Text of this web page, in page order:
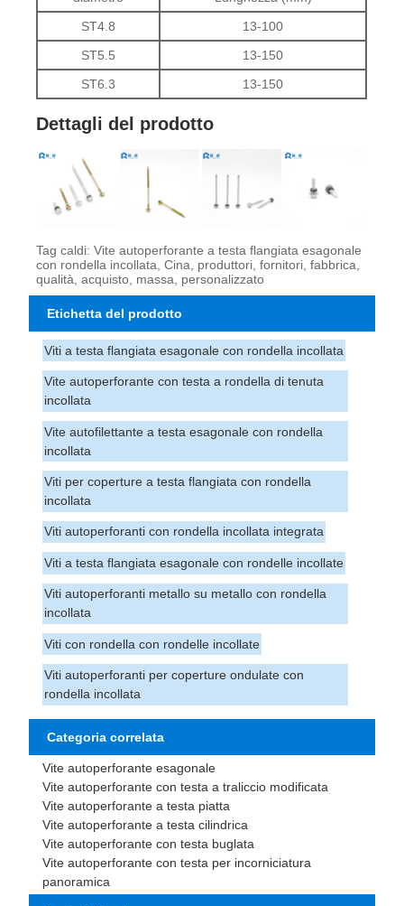
ST4.8
13-100
ST5.5
13-150
ST6.3
13-150
Dettagli del prodotto
Tag caldi: Vite autoperforante a testa flangiata esagonale
con rondella incollata, Cina, produttori, fornitori, fabbrica,
qualità, acquisto, massa, personalizzato
Etichetta del prodotto
Viti a testa flangiata esagonale con rondella incollata
Vite autoperforante con testa a rondella di tenuta
incollata
Vite autofilettante a testa esagonale con rondella
incollata
Viti per coperture a testa flangiata con rondella
incollata
Viti autoperforanti con rondella incollata integrata
Viti a testa flangiata esagonale con rondelle incollate
Viti autoperforanti metallo su metallo con rondella
incollata
Viti con rondella con rondelle incollate
Viti autoperforanti per coperture ondulate con
rondella incollata
Categoria correlata
Vite autoperforante esagonale
Vite autoperforante con testa a traliccio modificata
Vite autoperforante a testa piatta
Vite autoperforante a testa cilindrica
Vite autoperforante con testa buglata
Vite autoperforante con testa per incorniciatura
panoramica